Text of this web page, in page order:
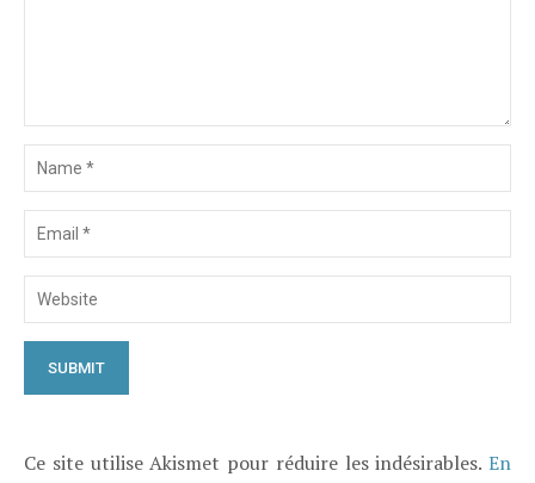
Ce site utilise Akismet pour réduire les indésirables. En